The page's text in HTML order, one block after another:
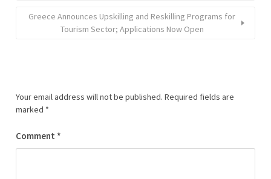
Greece Announces Upskilling and Reskilling Programs for
Tourism Sector; Applications Now Open
Your email address will not be published. Required fields are
marked *
Comment *